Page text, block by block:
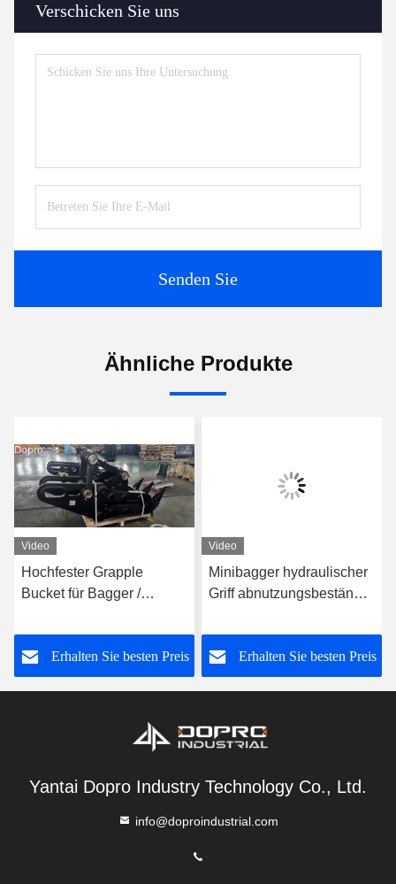
Verschicken Sie uns
Senden Sie
Ähnliche Produkte
Video
Hochfester Grapple
Bucket für Bagger /
Bucket
Erhalten Sie besten Preis
Video
Minibagger hydraulischer
Griff abnutzungsbeständig
Stein
Erhalten Sie besten Preis
Yantai Dopro Industry Technology Co., Ltd.
info@doproindustrial.com